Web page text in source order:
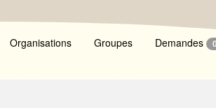
Organisations Groupes Demandes 0